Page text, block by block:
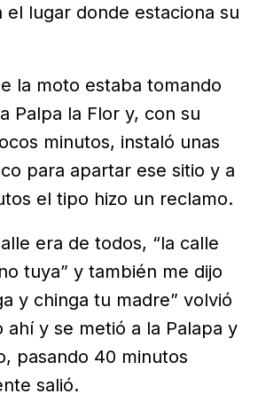
el lugar donde estaciona su
la moto estaba tomando
Palpa la Flor y, con su
minutos, instaló unas
para apartar ese sitio y a
el tipo hizo un reclamo.
era de todos, “la calle
tuya” y también me dijo
y chinga tu madre” volvió
ahí y se metió a la Palapa y
pasando 40 minutos
salió.